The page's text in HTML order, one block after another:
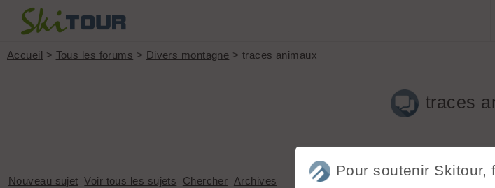
Accueil > Tous les forums > Divers montagne > traces animaux
traces
Nouveau sujet Voir tous les sujets Chercher Archives
Pour soutenir Skitour,